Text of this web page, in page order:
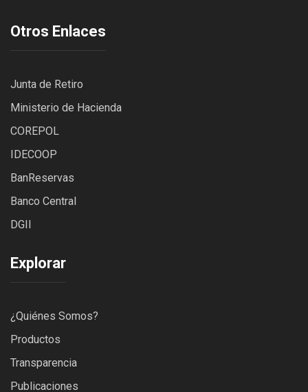
Otros Enlaces
Junta de Retiro
Ministerio de Hacienda
COREPOL
IDECOOP
BanReservas
Banco Central
DGII
Explorar
¿Quiénes Somos?
Productos
Transparencia
Publicaciones